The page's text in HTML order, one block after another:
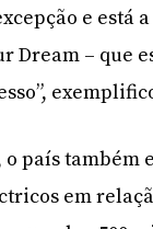
e está
Dream – que
país também
em